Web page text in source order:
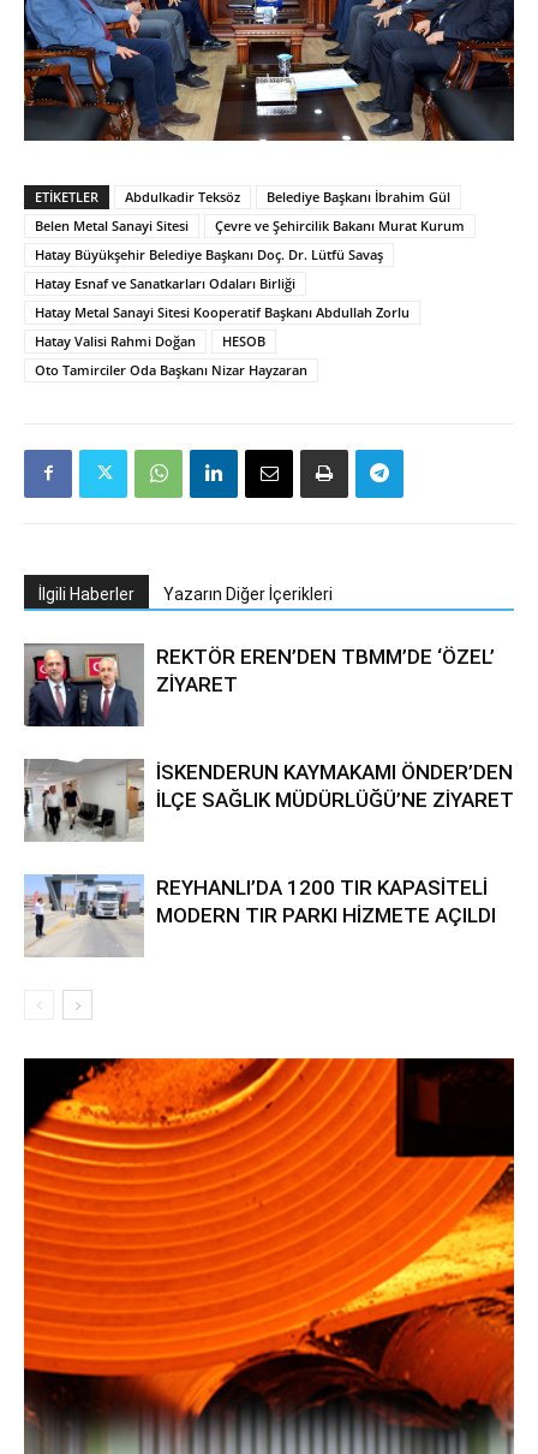
ETIKETLER Abdulkadir Teksöz
Belediye Başkanı İbrahim Gül
Belen Metal Sanayi Sitesi
Çevre ve Şehircilik Bakanı Murat Kurum
Hatay Büyükşehir Belediye Başkanı Doç. Dr. Lütfü Savaş
Hatay Esnaf ve Sanatkarları Odaları Birliği
Hatay Metal Sanayi Sitesi Kooperatif Başkanı Abdullah Zorlu
Hatay Valisi Rahmi Doğan
HESOB
Oto Tamirciler Oda Başkanı Nizar Hayzaran
İlgili Haberler Yazarın Diğer İçerikleri
REKTÖR EREN’DEN TBMM’DE ‘ÖZEL’
ZİYARET
İSKENDERUN KAYMAKAMI ÖNDER’DEN
İLÇE SAĞLIK MÜDÜRLÜĞÜ’NE ZİYARET
REYHANLI’DA 1200 TIR KAPASİTELİ
MODERN TIR PARKI HİZMETE AÇILDI